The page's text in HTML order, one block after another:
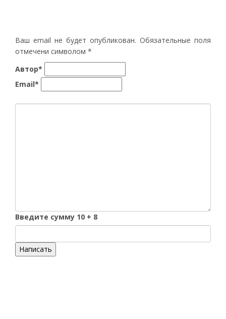
Ваш email не будет опубликован. Обязательные поля
отмечени символом *
Автор*
Email*
Введите сумму 10 + 8
Написать